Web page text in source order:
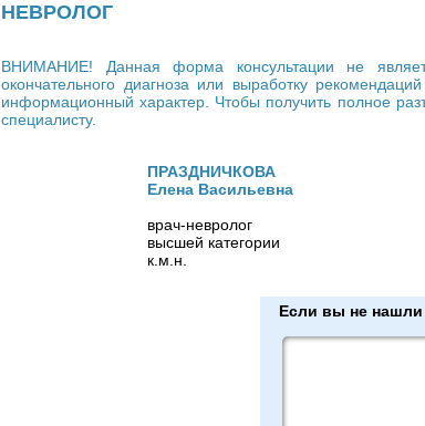
НЕВРОЛОГ
ВНИМАНИЕ! Данная форма консультации не
окончательного диагноза или выработку
информационный характер. Чтобы получить полное
специалисту.
ПРАЗДНИЧКОВА
Елена Васильевна
врач-невролог
высшей категории
к.м.н.
Если вы не нашли